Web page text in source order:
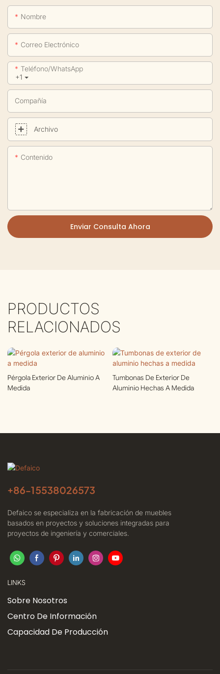
Nombre
Correo Electrónico
+1
Teléfono/WhatsApp
Compañía
Archivo
Contenido
Enviar Consulta Ahora
PRODUCTOS
RELACIONADOS
Pérgola Exterior De Aluminio A
Medida
Tumbonas De Exterior De
Aluminio Hechas A Medida
+86-15538026573
Defaico se especializa en la fabricación de muebles
basados ​​en proyectos y soluciones integradas para
proyectos de ingeniería y comerciales.
LINKS
Sobre Nosotros
Centro De Información
Capacidad De Producción